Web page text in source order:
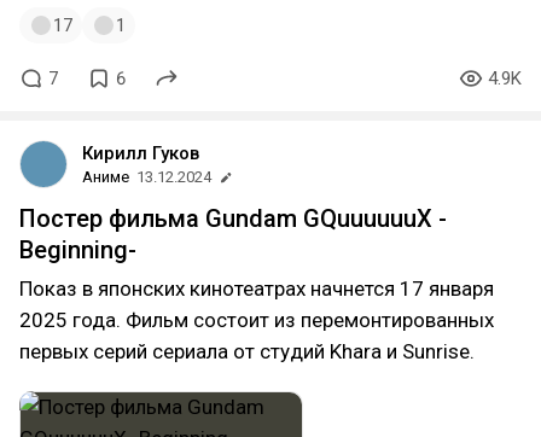
17 1
7 6 4.9K
Кирилл Гуков
Аниме 13.12.2024
Постер фильма Gundam GQuuuuuuX -
Beginning-
Показ в японских кинотеатрах начнется 17 января
2025 года. Фильм состоит из перемонтированных
первых серий сериала от студий Khara и Sunrise.